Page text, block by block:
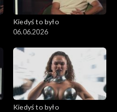
Kiedyś to było
06.06.2026
Kiedyś to było